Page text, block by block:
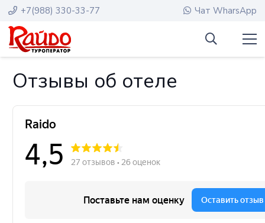
+7(988) 330-33-77 Чат WharsApp
Отзывы об отеле